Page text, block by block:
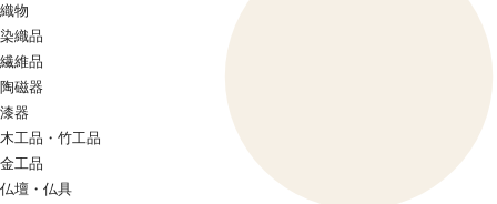
織物
染織品
繊維品
陶磁器
漆器
木工品・竹工品
金工品
仏壇・仏具